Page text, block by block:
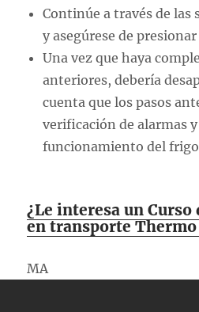
Continúe a través de las
y asegúrese de
Una vez que haya
anteriores, debería
cuenta que los pasos
verificación de alarmas
funcionamiento del
¿Le interesa un
en transporte
MA